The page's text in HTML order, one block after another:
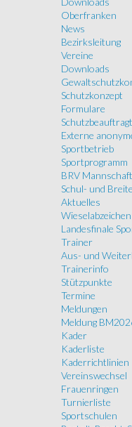
Oberfranken
News
Bezirksleitung
Vereine
Downloads
Schutzkonzept
Formulare
Externe
Sportbetrieb
Sportprogramm
BRV
Schul- und
Aktuelles
Wieselabzeichen
Landesfinale
Trainer
Aus- und
Trainerinfo
Stützpunkte
Termine
Meldungen
Meldung
Kader
Kaderliste
Kaderrichtlinien
Vereinswechsel
Frauenringen
Turnierliste
Sportschulen